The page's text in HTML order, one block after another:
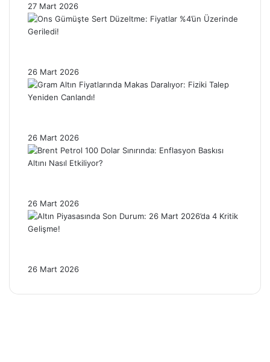
27 Mart 2026
26 Mart 2026
26 Mart 2026
26 Mart 2026
26 Mart 2026